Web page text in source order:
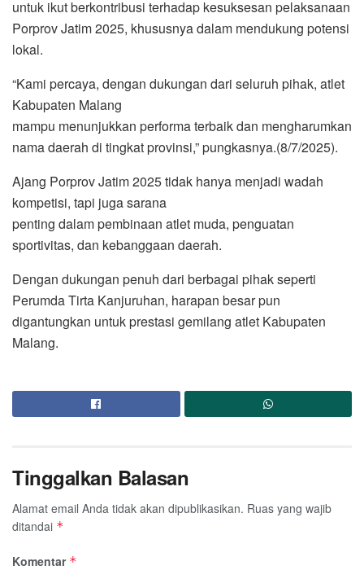
untuk ikut berkontribusi terhadap kesuksesan pelaksanaan
Porprov Jatim 2025, khususnya dalam mendukung potensi
lokal.
“Kami percaya, dengan dukungan dari seluruh pihak, atlet
Kabupaten Malang
mampu menunjukkan performa terbaik dan mengharumkan
nama daerah di tingkat provinsi,” pungkasnya.(8/7/2025).
Ajang Porprov Jatim 2025 tidak hanya menjadi wadah
kompetisi, tapi juga sarana
penting dalam pembinaan atlet muda, penguatan
sportivitas, dan kebanggaan daerah.
Dengan dukungan penuh dari berbagai pihak seperti
Perumda Tirta Kanjuruhan, harapan besar pun
digantungkan untuk prestasi gemilang atlet Kabupaten
Malang.
Tinggalkan Balasan
Alamat email Anda tidak akan dipublikasikan. Ruas yang wajib
ditandai *
Komentar *